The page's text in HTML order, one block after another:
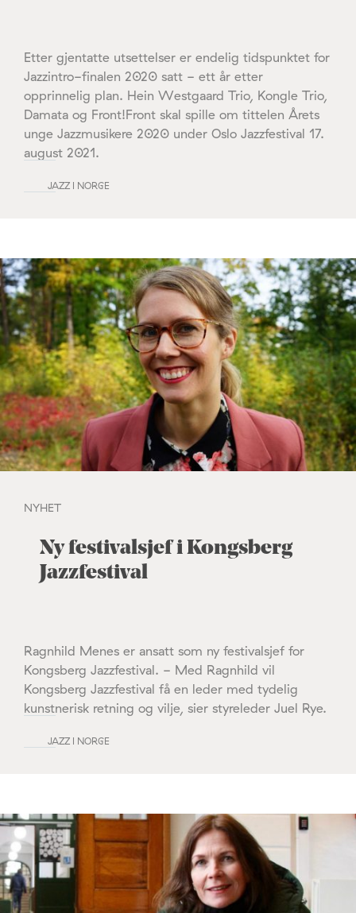
Etter gjentatte utsettelser er endelig tidspunktet for
Jazzintro-finalen 2020 satt - ett år etter
opprinnelig plan. Hein Westgaard Trio, Kongle Trio,
Damata og Front!Front skal spille om tittelen Årets
unge Jazzmusikere 2020 under Oslo Jazzfestival 17.
august 2021.
JAZZ I NORGE
NYHET
Ny festivalsjef i Kongsberg
Jazzfestival
Ragnhild Menes er ansatt som ny festivalsjef for
Kongsberg Jazzfestival. - Med Ragnhild vil
Kongsberg Jazzfestival få en leder med tydelig
kunstnerisk retning og vilje, sier styreleder Juel Rye.
JAZZ I NORGE